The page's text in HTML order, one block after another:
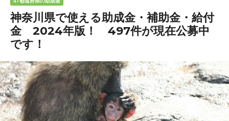
神奈川県で使える助成金・補助金・給付
金 2024年版！ 497件が現在公募中
です！